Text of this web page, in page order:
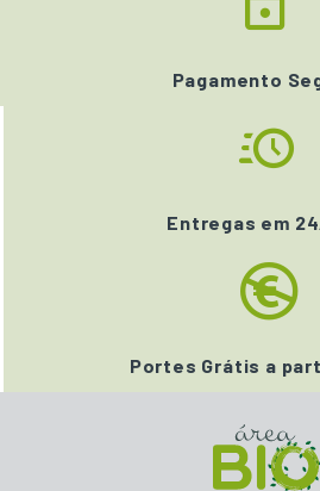
Pagamento
Entregas em
Portes Grátis a